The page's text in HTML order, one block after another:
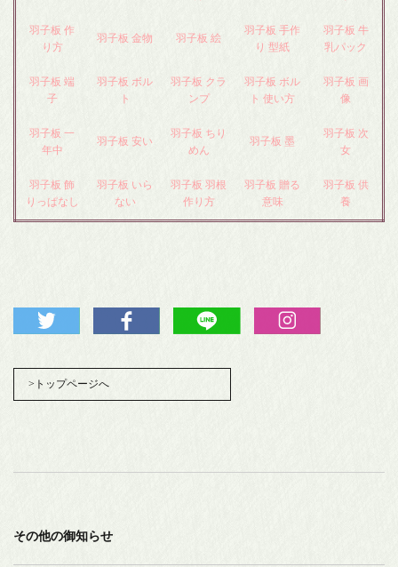
羽子板 作
り方
羽子板 金物 羽子板 絵
羽子板 手作
り 型紙
羽子板 牛
乳パック
羽子板 端
子
羽子板 ボル
ト
羽子板 クラ
ンプ
羽子板 ボル
ト 使い方
羽子板 画
像
羽子板 一
年中
羽子板 安い
羽子板 ちり
めん
羽子板 墨
羽子板 次
女
羽子板 飾
りっぱなし
羽子板 いら
ない
羽子板 羽根
作り方
羽子板 贈る
意味
羽子板 供
養
>トップページへ
その他の御知らせ